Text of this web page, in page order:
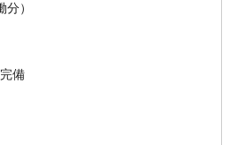
）
備